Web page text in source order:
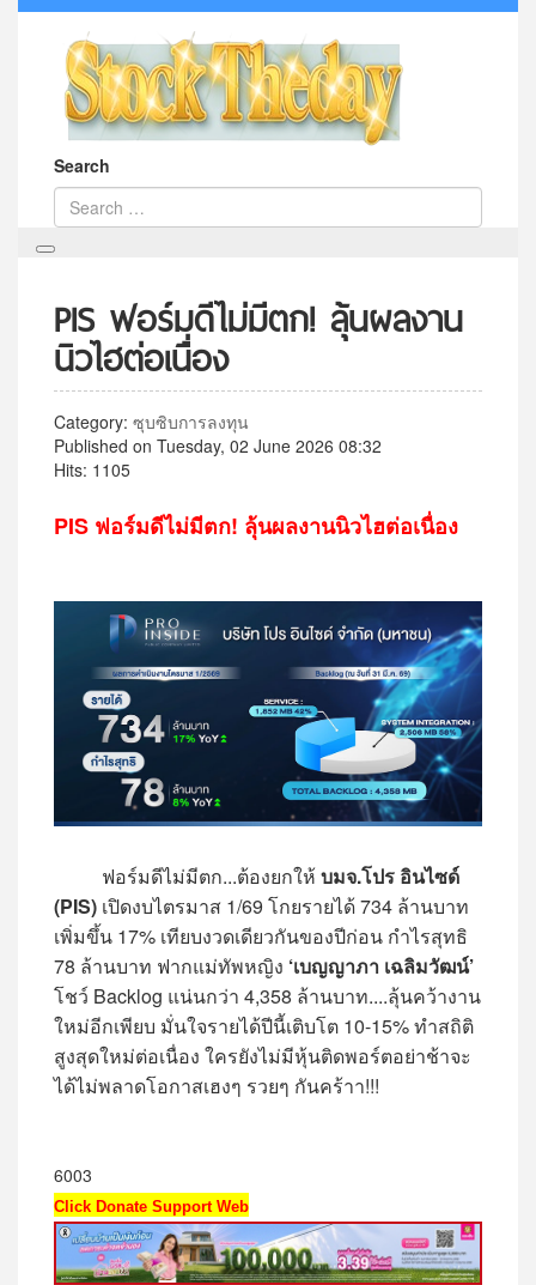
Search
PIS ฟอร์มดีไม่มีตก! ลุ้นผลงาน
นิวไฮต่อเนื่อง
Category: ซุบซิบการลงทุน
Published on Tuesday, 02 June 2026 08:32
Hits: 1105
PIS ฟอร์มดีไม่มีตก! ลุ้นผลงานนิวไฮต่อเนื่อง
ฟอร์มดีไม่มีตก...ต้องยกให้บมจ.โปร อินไซด์
(PIS) เปิดงบไตรมาส 1/69 โกยรายได้ 734 ล้านบาท
เพิ่มขึ้น 17% เทียบงวดเดียวกันของปีก่อน กำไรสุทธิ
78 ล้านบาท ฟากแม่ทัพหญิง ‘เบญญาภา เฉลิมวัฒน์’
โชว์ Backlog แน่นกว่า 4,358 ล้านบาท....ลุ้นคว้างาน
ใหม่อีกเพียบ มั่นใจรายได้ปีนี้เติบโต 10-15% ทำสถิติ
สูงสุดใหม่ต่อเนื่อง ใครยังไม่มีหุ้นติดพอร์ตอย่าช้าจะ
ได้ไม่พลาดโอกาสเฮงๆ รวยๆ กันคร้าา!!!
6003
Click Donate Support Web